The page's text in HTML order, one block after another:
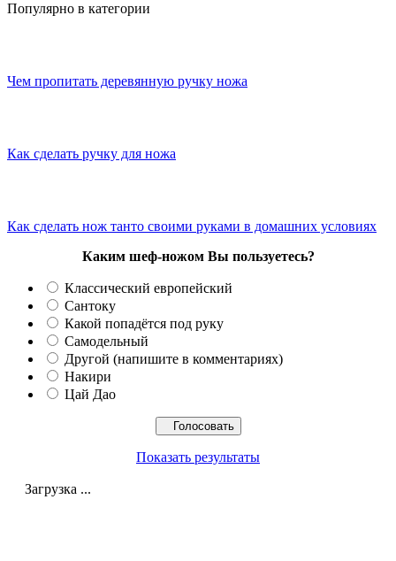
Популярно в категории
Чем пропитать деревянную ручку ножа
Как сделать ручку для ножа
Как сделать нож танто своими руками в домашних условиях
Каким шеф-ножом Вы пользуетесь?
Классический европейский
Сантоку
Какой попадётся под руку
Самодельный
Другой (напишите в комментариях)
Накири
Цай Дао
Показать результаты
Загрузка ...